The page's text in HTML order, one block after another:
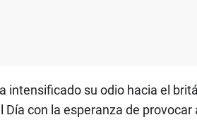
su odio hacia el
con la esperanza de